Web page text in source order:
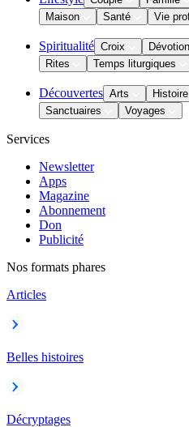
Maison
Santé Vie
Spiritualité Croix Dévotion
Rites
Temps liturgiques
Découvertes Arts Histoire
Sanctuaires
Voyages
Services
Newsletter
Apps
Magazine
Abonnement
Don
Publicité
Nos formats phares
Articles
Belles histoires
Décryptages